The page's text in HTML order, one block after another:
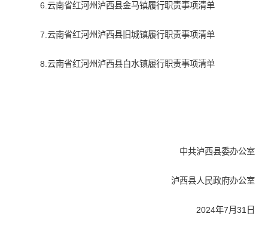
6.云南省红河州泸西县金马镇履行职责事项清单
7.云南省红河州泸西县旧城镇履行职责事项清单
8.云南省红河州泸西县白水镇履行职责事项清单
中共泸西县委办公室
泸西县人民政府办公室
2024年7月31日